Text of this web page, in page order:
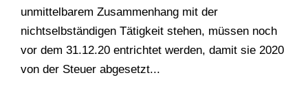
unmittelbarem Zusammenhang mit der
nichtselbständigen Tätigkeit stehen, müssen noch
vor dem 31.12.20 entrichtet werden, damit sie 2020
von der Steuer abgesetzt...